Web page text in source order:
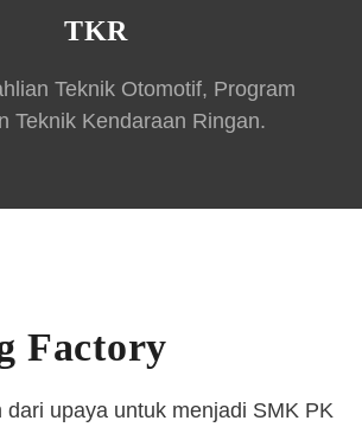
TKR
Teknik Otomotif, Program
Teknik Kendaraan Ringan.
Factory
dari upaya untuk menjadi SMK PK